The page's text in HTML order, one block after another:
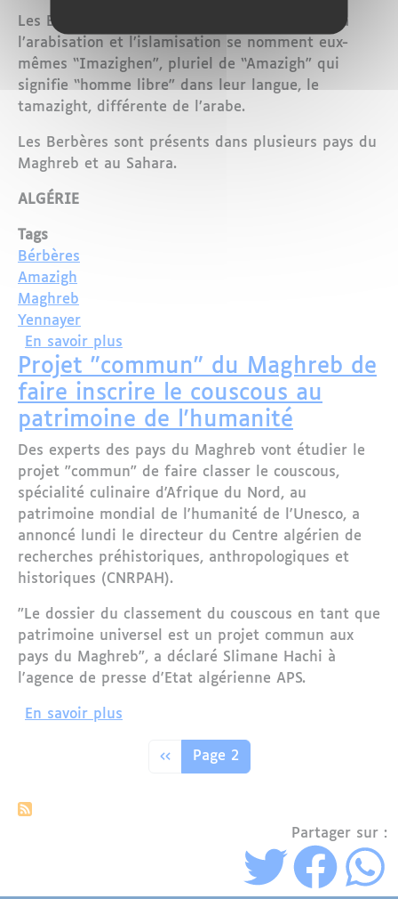
Les Berbères dont la présence est antérieure à
l’arabisation et l’islamisation se nomment eux-
mêmes “Imazighen”, pluriel de “Amazigh” qui
signifie “homme libre” dans leur langue, le
tamazight, différente de l’arabe.
Les Berbères sont présents dans plusieurs pays du
Maghreb et au Sahara.
ALGÉRIE
Tags
Bérbères
Amazigh
Maghreb
Yennayer
En savoir plus
Projet "commun" du Maghreb de
faire inscrire le couscous au
patrimoine de l'humanité
Des experts des pays du Maghreb vont étudier le
projet "commun" de faire classer le couscous,
spécialité culinaire d'Afrique du Nord, au
patrimoine mondial de l'humanité de l'Unesco, a
annoncé lundi le directeur du Centre algérien de
recherches préhistoriques, anthropologiques et
historiques (CNRPAH).
"Le dossier du classement du couscous en tant que
patrimoine universel est un projet commun aux
pays du Maghreb", a déclaré Slimane Hachi à
l'agence de presse d'Etat algérienne APS.
En savoir plus
Page précédente
‹‹ Page 2
Partager sur :